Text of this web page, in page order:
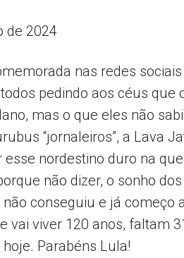
de 2024
nas redes sociais
pedindo aos céus que
mas o que eles não
“jornaleiros”, a Lava
nordestino duro na
não dizer, o sonho
conseguiu e já começo
vai viver 120 anos, faltam
Parabéns Lula!